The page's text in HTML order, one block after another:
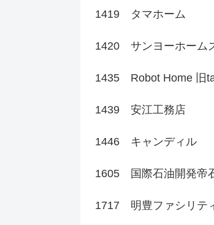
1419 タマホーム
1420 サンヨーホーム
1435 Robot Home 旧
1439 安江工務店
1446 キャンディル
1605 国際石油開発帝
1717 明豊ファシリテ